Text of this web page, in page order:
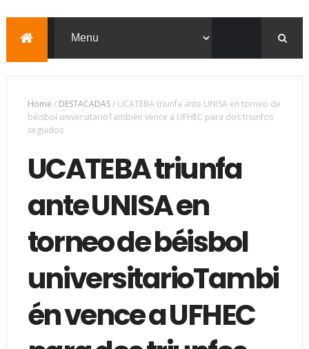
Home / DESTACADAS/ UCATEBA triunfa ante UNISA en torneo de
béisbol universitarioTambién vence a UFHEC para dos triunfos
seguidos
UCATEBA triunfa
ante UNISA en
torneo de béisbol
universitarioTambi
én vence a UFHEC